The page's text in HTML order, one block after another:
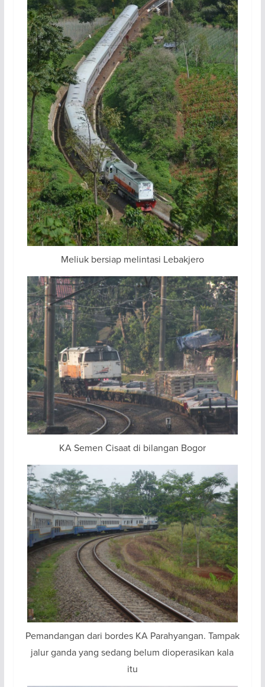
Meliuk bersiap melintasi Lebakjero
KA Semen Cisaat di bilangan Bogor
Pemandangan dari bordes KA Parahyangan. Tampak
jalur ganda yang sedang belum dioperasikan kala
itu